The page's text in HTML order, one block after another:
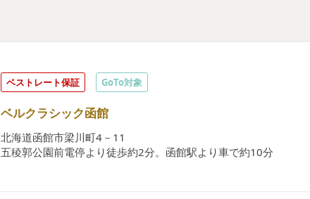
ベストレート保証 GoTo対象
ベルクラシック函館
北海道函館市梁川町4－11
五稜郭公園前電停より徒歩約2分。函館駅より車で約10分